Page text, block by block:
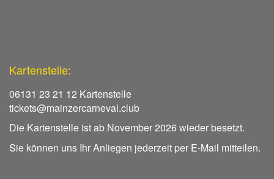
Kartenstelle:
06131 23 21 12 Kartenstelle
tickets@mainzercarneval.club
Die Kartenstelle ist ab November 2026 wieder besetzt.
Sie können uns Ihr Anliegen jederzeit per E-Mail mitteilen.